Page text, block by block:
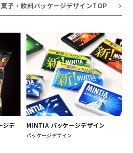
子・飲料パッケージデザインTOP
ジデ
MINTIA パッケージデザイン
パッケージデザイン